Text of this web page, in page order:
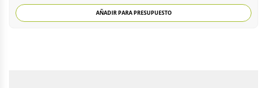
AÑADIR PARA PRESUPUESTO